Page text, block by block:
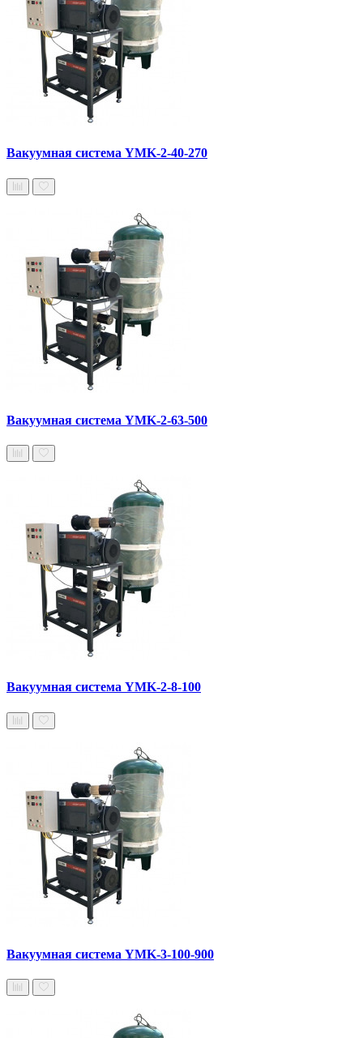
Вакуумная система YMK-2-40-270
Вакуумная система YMK-2-63-500
Вакуумная система YMK-2-8-100
Вакуумная система YMK-3-100-900